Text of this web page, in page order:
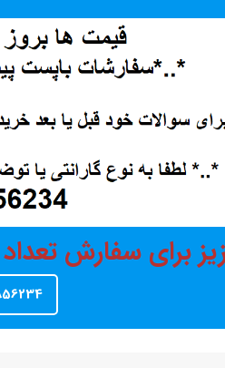
برای سفارش